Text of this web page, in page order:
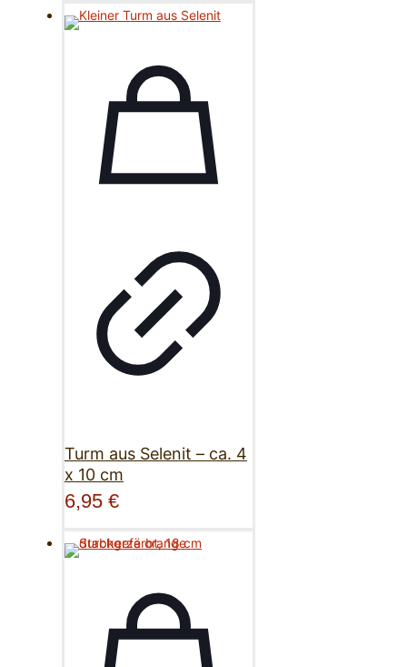
Turm aus Selenit – ca. 4
x 10 cm
6,95 €